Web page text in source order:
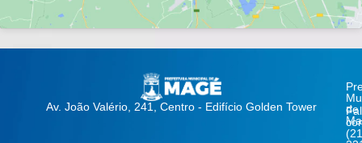
Av. João Valério, 241, Centro - Edifício Golden Tower
de